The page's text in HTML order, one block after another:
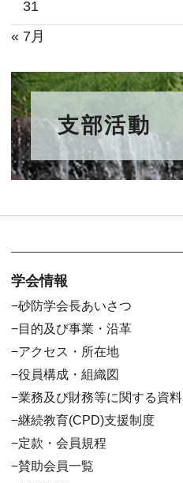
31
« 7月
支部活動
学会情報
砂防学会長あいさつ
目的及び事業・沿革
アクセス・所在地
役員構成・組織図
業務及び財務等に関する資料
継続教育(CPD)支援制度
定款・会員規程
賛助会員一覧